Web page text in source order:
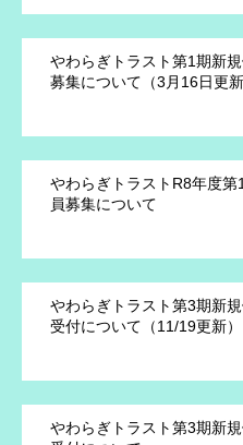
やわらぎトラスト第1期新規
募集について（3月16日更新
やわらぎトラストR8年度第
員募集について
やわらぎトラスト第3期新規
受付について（11/19更新）
やわらぎトラスト第3期新規